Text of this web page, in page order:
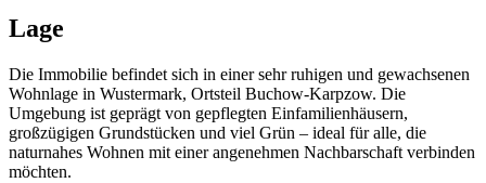
Lage
Die Immobilie befindet sich in einer sehr ruhigen und gewachsenen
Wohnlage in Wustermark, Ortsteil Buchow-Karpzow. Die
Umgebung ist geprägt von gepflegten Einfamilienhäusern,
großzügigen Grundstücken und viel Grün – ideal für alle, die
naturnahes Wohnen mit einer angenehmen Nachbarschaft verbinden
möchten.